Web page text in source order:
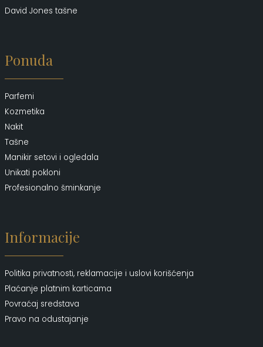
David Jones tašne
Ponuda
Parfemi
Kozmetika
Nakit
Tašne
Manikir setovi i ogledala
Unikati pokloni
Profesionalno šminkanje
Informacije
Politika privatnosti, reklamacije i uslovi korišćenja
Plaćanje platnim karticama
Povraćaj sredstava
Pravo na odustajanje